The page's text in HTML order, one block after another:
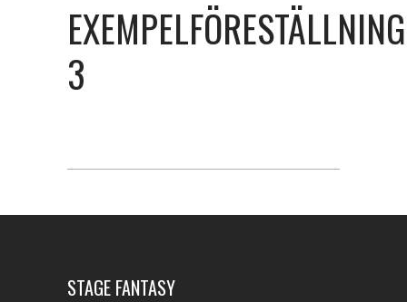
EXEMPELFÖRESTÄLLNING
3
STAGE FANTASY